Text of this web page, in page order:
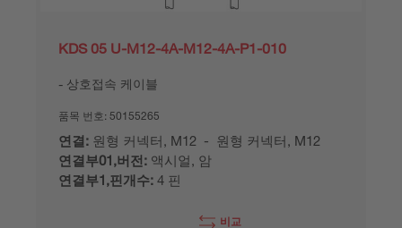
KDS 05 U-M12-4A-M12-4A-P1-010
상호접속 케이블
품목 번호: 50155265
연결: 원형 커넥터, M12 - 원형 커넥터, M12
연결부01,버전: 액시얼, 암
연결부1,핀개수: 4 핀
비교